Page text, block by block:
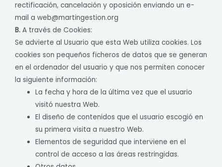
rectificación, cancelación y oposición enviando un e-
mail a web@martingestion.org
B. A través de Cookies:
Se advierte al Usuario que esta Web utiliza cookies. Los
cookies son pequeños ficheros de datos que se generan
en el ordenador del usuario y que nos permiten conocer
la siguiente información:
La fecha y hora de la última vez que el usuario
visitó nuestra Web.
El diseño de contenidos que el usuario escogió en
su primera visita a nuestro Web.
Elementos de seguridad que interviene en el
control de acceso a las áreas restringidas.